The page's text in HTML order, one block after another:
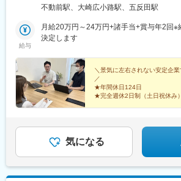
釧路営業所■名寄営業所■帯広営業所■苫小
不動前駅、大崎広小路駅、五反田駅
給与
月給20万円～24万円+諸手当+賞与年2回
決定します
＼景気に左右されない安定企
／
★年間休日124日
★完全週休2日制（土日祝休み）
気になる